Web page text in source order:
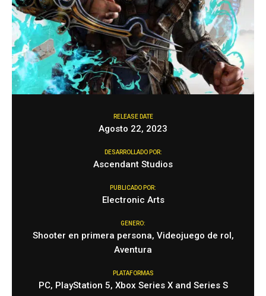
RELEASE DATE
Agosto 22, 2023
DESARROLLADO POR:
Ascendant Studios
PUBLICADO POR:
Electronic Arts
GENERO:
Shooter en primera persona, Videojuego de rol,
Aventura
PLATAFORMAS
PC, PlayStation 5, Xbox Series X and Series S